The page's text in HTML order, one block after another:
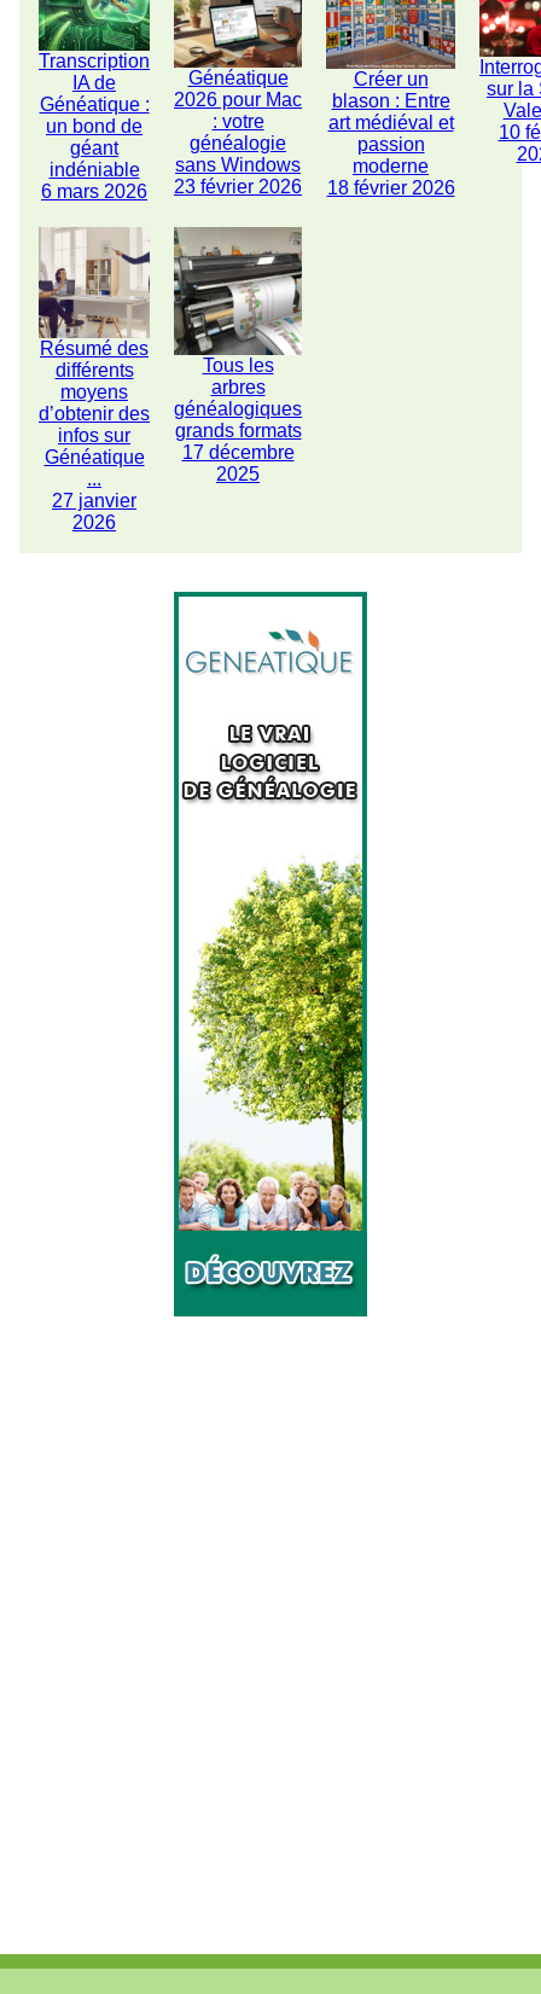
Transcription
IA de
Généatique :
un bond de
géant
indéniable
6 mars 2026
Généatique
2026 pour Mac
: votre
généalogie
sans Windows
23 février 2026
Créer un
blason : Entre
art médiéval et
passion
moderne
18 février 2026
sur la
10
Résumé des
différents
moyens
d’obtenir des
infos sur
Généatique
...
27 janvier
2026
Tous les
arbres
généalogiques
grands formats
17 décembre
2025